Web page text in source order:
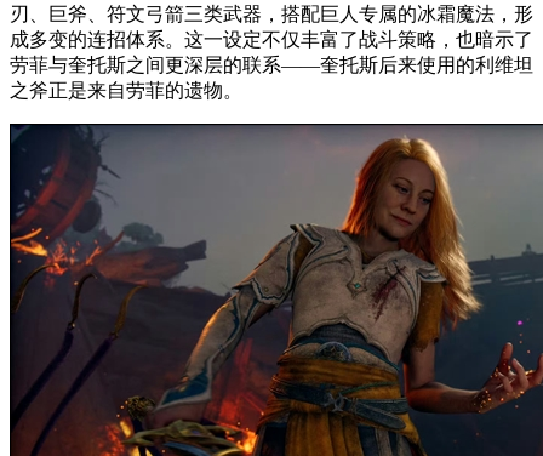
刃、巨斧、符文弓箭三类武器，搭配巨人专属的冰霜魔法，形
成多变的连招体系。这一设定不仅丰富了战斗策略，也暗示了
劳菲与奎托斯之间更深层的联系——奎托斯后来使用的利维坦
之斧正是来自劳菲的遗物。